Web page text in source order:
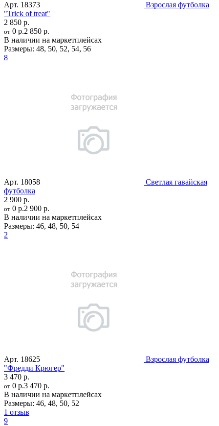
Арт. 18373
Взрослая футболка
"Trick of treat"
2 850 р.
от 0 р.2 850 р.
В наличии на маркетплейсах
Размеры: 48, 50, 52, 54, 56
8
Арт. 18058
Светлая гавайская
футболка
2 900 р.
от 0 р.2 900 р.
В наличии на маркетплейсах
Размеры: 46, 48, 50, 54
2
Арт. 18625
Взрослая футболка
"Фредди Крюгер"
3 470 р.
от 0 р.3 470 р.
В наличии на маркетплейсах
Размеры: 46, 48, 50, 52
1 отзыв
9